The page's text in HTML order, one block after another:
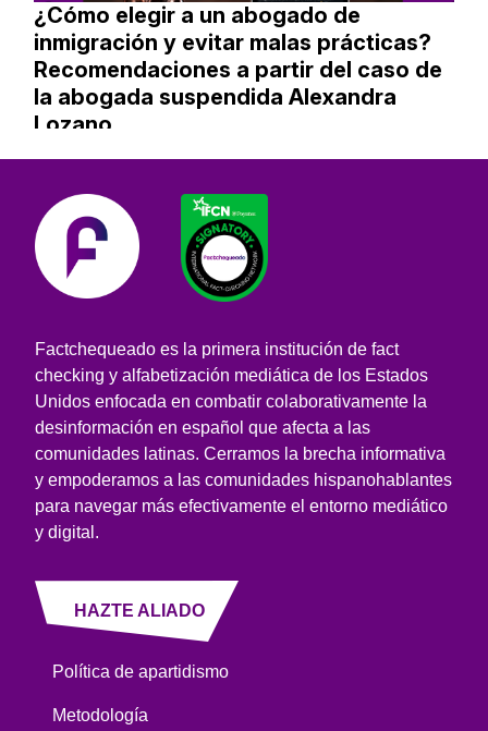
¿Cómo elegir a un abogado de
inmigración y evitar malas prácticas?
Recomendaciones a partir del caso de
la abogada suspendida Alexandra
Lozano
Factchequeado es la primera institución de fact
checking y alfabetización mediática de los Estados
Unidos enfocada en combatir colaborativamente la
desinformación en español que afecta a las
comunidades latinas. Cerramos la brecha informativa
y empoderamos a las comunidades hispanohablantes
para navegar más efectivamente el entorno mediático
y digital.
HAZTE ALIADO
Política de apartidismo
Metodología